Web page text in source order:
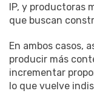
IP, y productoras
que buscan
En ambos casos,
producir más
incrementar
lo que vuelve